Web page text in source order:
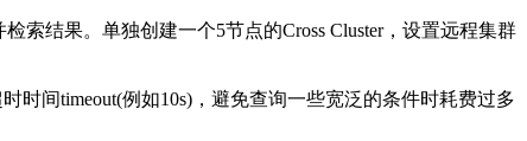
索结果。单独创建一个5节点的Cross Cluster，设置远程集群
时间timeout(例如10s)，避免查询一些宽泛的条件时耗费过多